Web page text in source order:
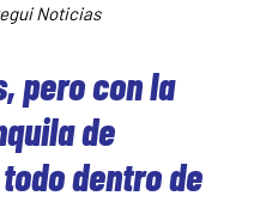
Noticias
pero con la
de
dentro de